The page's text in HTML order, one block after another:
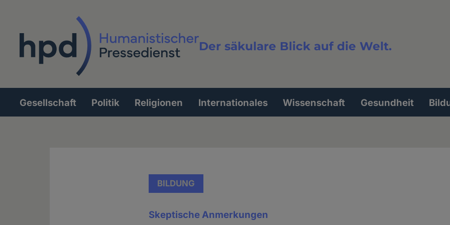
Der säkulare Blick auf die Welt.
Volltextsuche
Hauptnavigation
Gesellschaft Politik Religionen Internationales Wissenschaft Gesundheit
BILDUNG
Skeptische Anmerkungen